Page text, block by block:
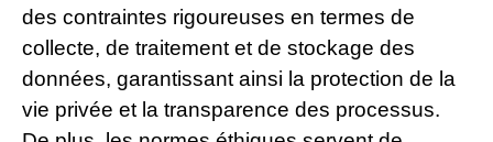
des contraintes rigoureuses en termes de
collecte, de traitement et de stockage des
données, garantissant ainsi la protection de la
vie privée et la transparence des processus.